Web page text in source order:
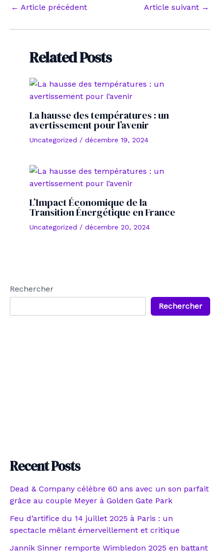
Navigation
articles
← Article précédent Article suivant →
Related Posts
La hausse des températures : un
avertissement pour l’avenir
Uncategorized / décembre 19, 2024
L’Impact Économique de la
Transition Énergétique en France
Uncategorized / décembre 20, 2024
Rechercher
Rechercher
Recent Posts
Dead & Company célèbre 60 ans avec un son parfait
grâce au couple Meyer à Golden Gate Park
Feu d’artifice du 14 juillet 2025 à Paris : un
spectacle mêlant émerveillement et critique
Jannik Sinner remporte Wimbledon 2025 en battant